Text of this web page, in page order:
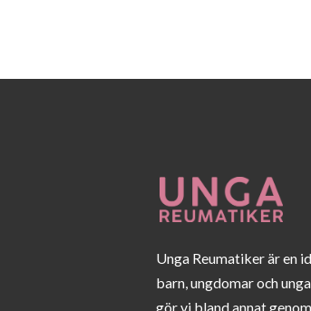
Unga Reumatiker är en
barn, ungdomar och
gör vi bland annat